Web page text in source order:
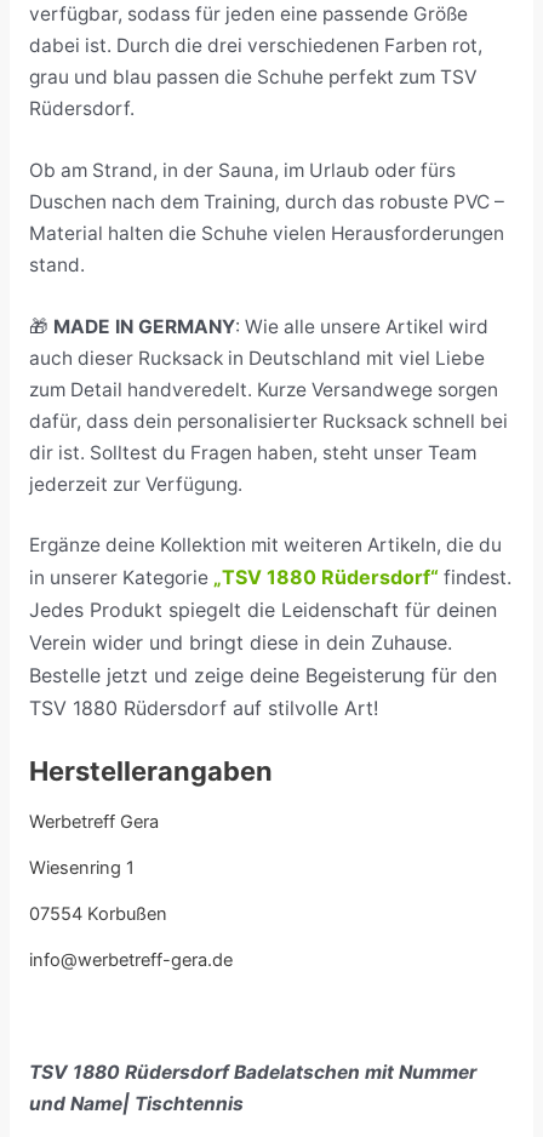
verfügbar, sodass für jeden eine passende Größe
dabei ist. Durch die drei verschiedenen Farben rot,
grau und blau passen die Schuhe perfekt zum TSV
Rüdersdorf.
Ob am Strand, in der Sauna, im Urlaub oder fürs
Duschen nach dem Training, durch das robuste PVC –
Material halten die Schuhe vielen Herausforderungen
stand.
🎁 MADE IN GERMANY: Wie alle unsere Artikel wird
auch dieser Rucksack in Deutschland mit viel Liebe
zum Detail handveredelt. Kurze Versandwege sorgen
dafür, dass dein personalisierter Rucksack schnell bei
dir ist. Solltest du Fragen haben, steht unser Team
jederzeit zur Verfügung.
Ergänze deine Kollektion mit weiteren Artikeln, die du
in unserer Kategorie „TSV 1880 Rüdersdorf“ findest.
Jedes Produkt spiegelt die Leidenschaft für deinen
Verein wider und bringt diese in dein Zuhause.
Bestelle jetzt und zeige deine Begeisterung für den
TSV 1880 Rüdersdorf auf stilvolle Art!
Herstellerangaben
Werbetreff Gera
Wiesenring 1
07554 Korbußen
info@werbetreff-gera.de
TSV 1880 Rüdersdorf Badelatschen mit Nummer
und Name| Tischtennis